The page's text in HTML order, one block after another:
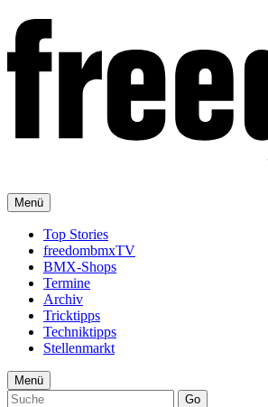
Menü
Top Stories
freedombmxTV
BMX-Shops
Termine
Archiv
Tricktipps
Techniktipps
Stellenmarkt
Menü
Go